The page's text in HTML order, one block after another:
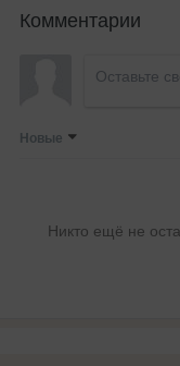
Комментарии
Новые
Никто ещё не